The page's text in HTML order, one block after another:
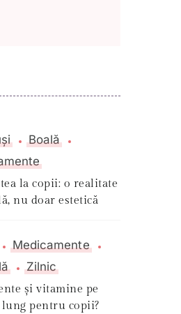
Boală
la copii: o realitate
nu doar estetică
Medicamente
Zilnic
și vitamine pe
pentru copii?